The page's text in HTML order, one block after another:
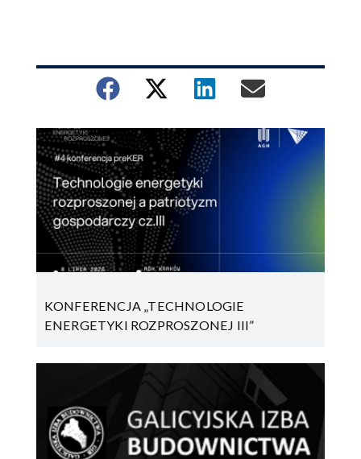
KONFERENCJA „TECHNOLOGIE
ENERGETYKI ROZPROSZONEJ III”